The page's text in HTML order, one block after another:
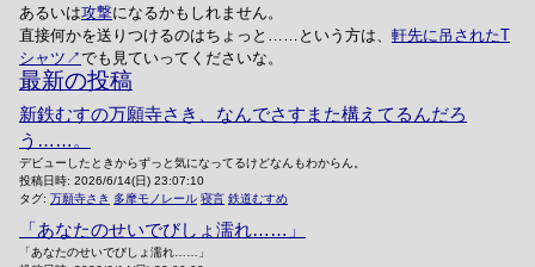
あるいは攻撃になるかもしれません。
直接何かを送りつけるのはちょっと……という方は、 軒先に吊されたT
シャツ
でも見ていってくださいな。
最新の投稿
新鉄むすの万願寺さき、なんでさすまた構えてるんだろ
う……。
デビューしたときからずっと気になってるけどなんもわからん。
投稿日時: 2026/6/14(日) 23:07:10
タグ: 万願寺さき 多摩モノレール 寝言 鉄道むすめ
「あなたのせいでびしょ濡れ……」
「あなたのせいでびしょ濡れ……」